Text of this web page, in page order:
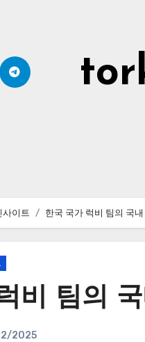
사이트 한국 국가 럭비 팀의 국
비 팀의
2025